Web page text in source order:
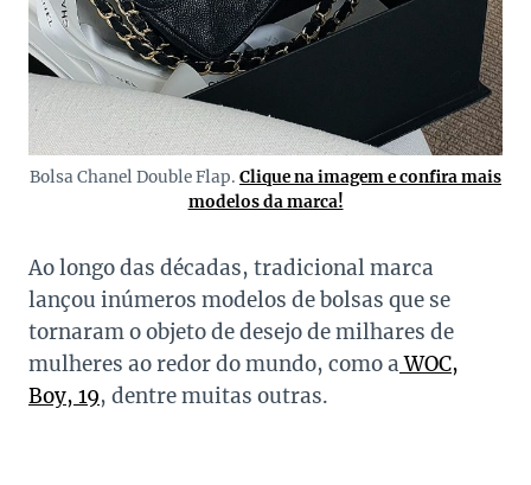
Bolsa Chanel Double Flap. Clique na imagem e confira mais
modelos da marca!
Ao longo das décadas, tradicional marca
lançou inúmeros modelos de bolsas que se
tornaram o objeto de desejo de milhares de
mulheres ao redor do mundo, como aWOC,
Boy, 19, dentre muitas outras.